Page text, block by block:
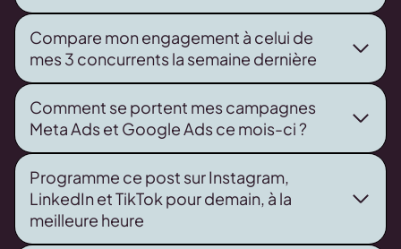
Compare mon engagement à celui de
mes 3 concurrents la semaine dernière
Comment se portent mes campagnes
Meta Ads et Google Ads ce mois-ci ?
Programme ce post sur Instagram,
LinkedIn et TikTok pour demain, à la
meilleure heure